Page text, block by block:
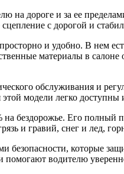
на дороге и за ее
с дорогой и
и удобно. В нем
материалы в
обслуживания и
модели легко
бездорожье. Его
и гравий, снег и лед,
безопасности, которые
водителю